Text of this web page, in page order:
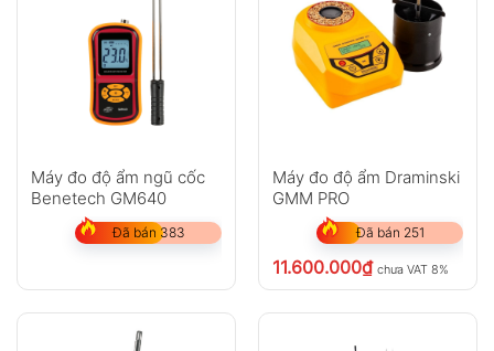
Máy đo độ ẩm ngũ cốc
Benetech GM640
Đã bán 383
Máy đo độ ẩm Draminski
GMM PRO
Đã bán 251
11.600.000₫ chưa VAT 8%